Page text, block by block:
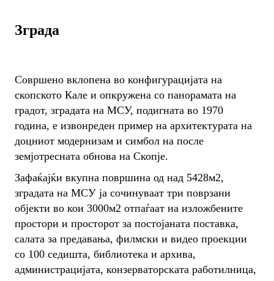
Зграда
Совршено вклопена во конфигурацијата на
скопското Кале и опкружена со панорамата на
градот, зградата на МСУ, подигната во 1970
година, е извонреден пример на архитектурата на
доцниот модернизам и симбол на после
земјотресната обнова на Скопје.
Зафаќајќи вкупна површина од над 5428м2,
зградата на МСУ ја сочинуваат три поврзани
објекти во кои 3000м2 отпаѓаат на изложбените
простори и просторот за постојаната поставка,
салата за предавања, филмски и видео проекции
со 100 седишта, библиотека и архива,
администрацијата, конзерваторската работилница,